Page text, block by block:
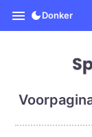
Donker